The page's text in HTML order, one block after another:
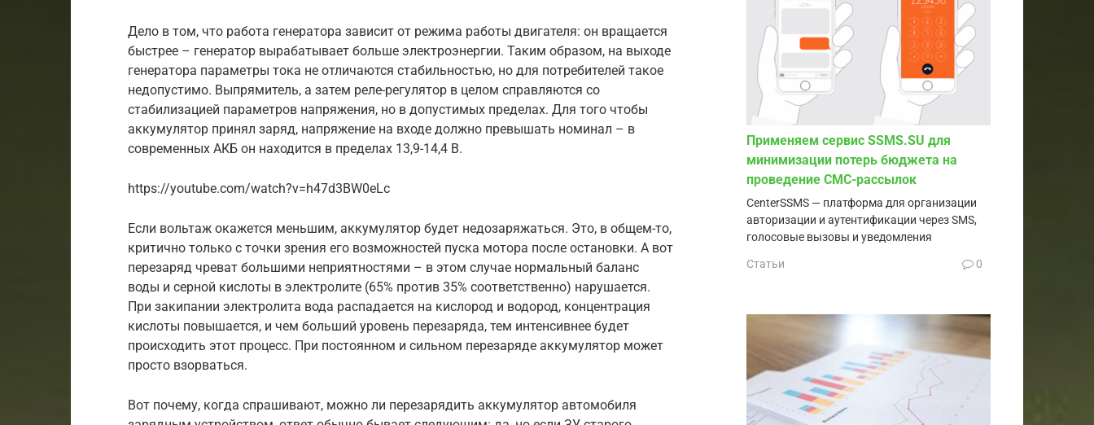
Дело в том, что работа генератора зависит от режима работы двигателя: он вращается
быстрее – генератор вырабатывает больше электроэнергии. Таким образом, на выходе
генератора параметры тока не отличаются стабильностью, но для потребителей такое
недопустимо. Выпрямитель, а затем реле-регулятор в целом справляются со
стабилизацией параметров напряжения, но в допустимых пределах. Для того чтобы
аккумулятор принял заряд, напряжение на входе должно превышать номинал – в
современных АКБ он находится в пределах 13,9-14,4 В.
https://youtube.com/watch?v=h47d3BW0eLc
Если вольтаж окажется меньшим, аккумулятор будет недозаряжаться. Это, в общем-то,
критично только с точки зрения его возможностей пуска мотора после остановки. А вот
перезаряд чреват большими неприятностями – в этом случае нормальный баланс
воды и серной кислоты в электролите (65% против 35% соответственно) нарушается.
При закипании электролита вода распадается на кислород и водород, концентрация
кислоты повышается, и чем больший уровень перезаряда, тем интенсивнее будет
происходить этот процесс. При постоянном и сильном перезаряде аккумулятор может
просто взорваться.
Вот почему, когда спрашивают, можно ли перезарядить аккумулятор автомобиля
Применяем сервис SSMS.SU для
минимизации потерь бюджета на
проведение СМС-рассылок
CenterSSMS — платформа для организации
авторизации и аутентификации через SMS,
голосовые вызовы и уведомления
Статьи 0